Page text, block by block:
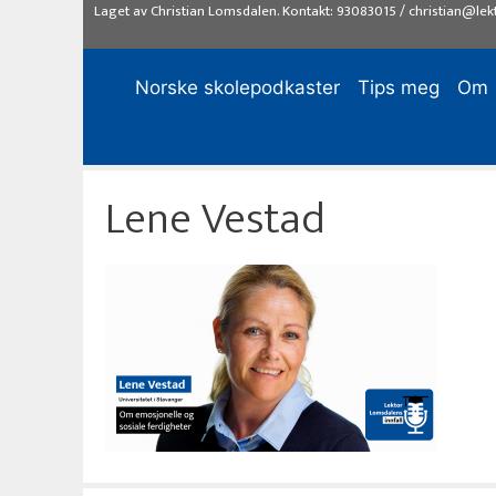
Laget avChristian Lomsdalen. Kontakt: 93083015/
Norske skolepodkaster Tips meg Om
Lene Vestad